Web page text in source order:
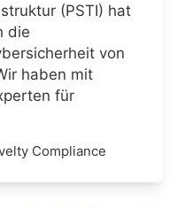
(PSTI) hat
die
von
haben mit
für
Compliance